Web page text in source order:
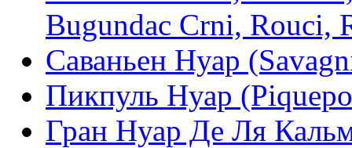
Bugundac Crni, Rouci,
Саваньен Нуар
Пикпуль Нуар
Гран Нуар Де Ля